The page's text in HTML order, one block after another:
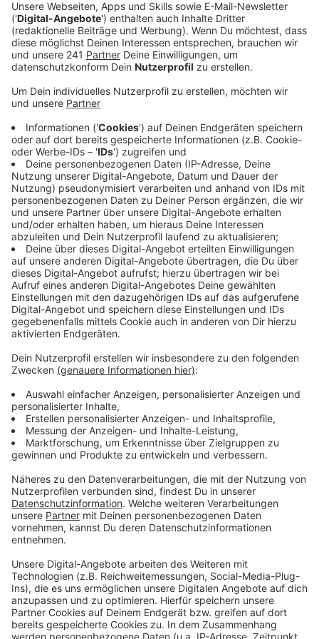
- das sei um die Hälfte mehr als im Vorjahres-
Zeitraum. Inzwischen ist die Flotte um weitere
Autos gewachsen.
Veröffentlicht:Freitag, 09.06.2023 08:16
Anzeige
Seit neuestem gehören auch vier E-Autos in die
Carsharing-Flotte der wupsi. Damit sei wupsiCar noch
klimaschonender unterwegs, sagte eine
Unternehmenssprecherin. Die wupsi hat dazu mit der
Energieversorgung Leverkusen zusammengearbeitet.
Sie habe die Anschaffung der Fahrzeuge finanziell
unterstützt und liefere auch den grünen Strom dazu.
Die vier E-Autos sind verteilt im Stadtgebiet am
Straßenverkehrsamt, der Post in Schlebusch, in
Opladen und in Wiesdorf. Das wupsiCar gibt es seit
2019 bei uns in der Stadt.
Anzeige
Weitere Meldungen aus Leverkusen
Anzeige
Tatverdächtiger gibt Messerangriff in Leverkusen zu
Vorbereitungen für EVL-Halbmarathon in Leverkusen
laufen
Viele Leverkusener feiern beim Schützen- und
Volksfest
Anzeige